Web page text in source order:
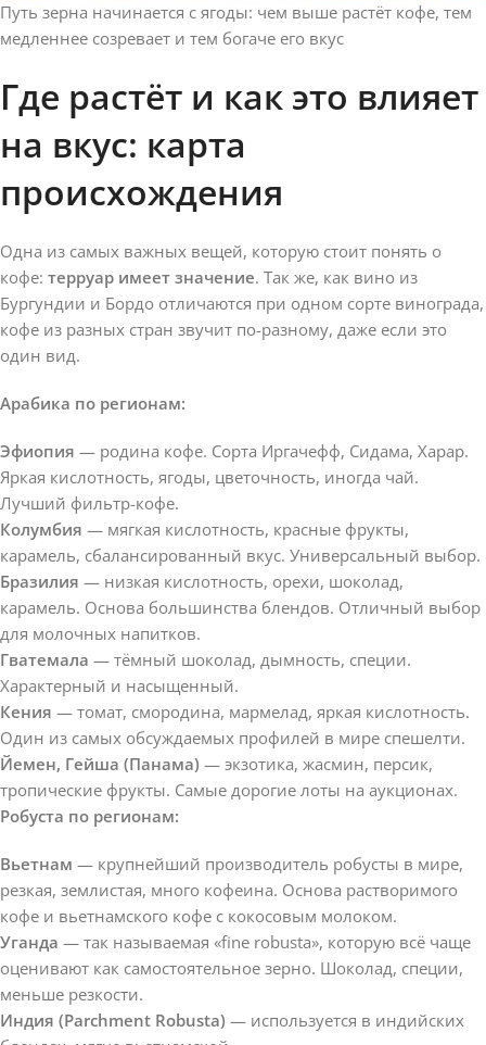
Путь зерна начинается с ягоды: чем выше растёт кофе, тем
медленнее созревает и тем богаче его вкус
Где растёт и как это влияет
на вкус: карта
происхождения
Одна из самых важных вещей, которую стоит понять о
кофе: терруар имеет значение. Так же, как вино из
Бургундии и Бордо отличаются при одном сорте винограда,
кофе из разных стран звучит по-разному, даже если это
один вид.
Арабика по регионам:
Эфиопия — родина кофе. Сорта Иргачефф, Сидама, Харар.
Яркая кислотность, ягоды, цветочность, иногда чай.
Лучший фильтр-кофе.
Колумбия — мягкая кислотность, красные фрукты,
карамель, сбалансированный вкус. Универсальный выбор.
Бразилия — низкая кислотность, орехи, шоколад,
карамель. Основа большинства блендов. Отличный выбор
для молочных напитков.
Гватемала — тёмный шоколад, дымность, специи.
Характерный и насыщенный.
Кения — томат, смородина, мармелад, яркая кислотность.
Один из самых обсуждаемых профилей в мире спешелти.
Йемен, Гейша (Панама) — экзотика, жасмин, персик,
тропические фрукты. Самые дорогие лоты на аукционах.
Робуста по регионам:
Вьетнам — крупнейший производитель робусты в мире,
резкая, землистая, много кофеина. Основа растворимого
кофе и вьетнамского кофе с кокосовым молоком.
Уганда — так называемая «fine robusta», которую всё чаще
оценивают как самостоятельное зерно. Шоколад, специи,
меньше резкости.
Индия (Parchment Robusta) — используется в индийских